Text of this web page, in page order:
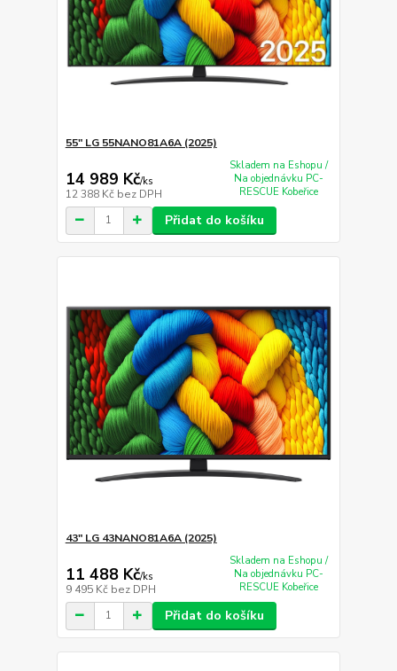
55" LG 55NANO81A6A (2025)
14 989 Kč/ks
12 388 Kč bez DPH
Skladem na Eshopu /
Na objednávku PC-
RESCUE Kobeřice
Přidat do košíku
43" LG 43NANO81A6A (2025)
11 488 Kč/ks
9 495 Kč bez DPH
Skladem na Eshopu /
Na objednávku PC-
RESCUE Kobeřice
Přidat do košíku